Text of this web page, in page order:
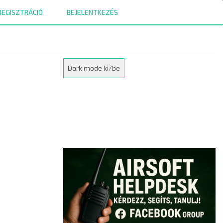
BEJELENTKEZÉS
Dark mode ki/be